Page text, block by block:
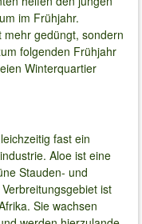
im Frühjahr.
mehr gedüngt, sondern
folgenden Frühjahr
Winterquartier
fast ein
Aloe ist eine
Stauden- und
ist
Sie wachsen